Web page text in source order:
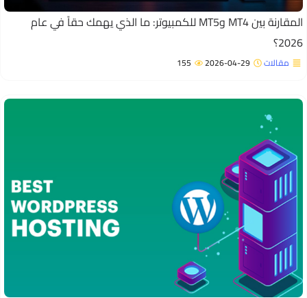
المقارنة بين MT4 وMT5 للكمبيوتر: ما الذي يهمك حقاً في عام
مقالات 2026-04-29
155